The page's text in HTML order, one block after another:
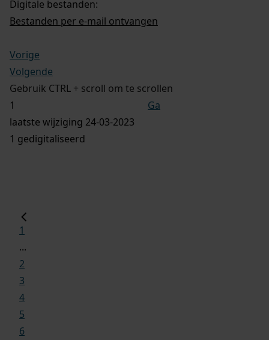
Digitale bestanden:
Bestanden per e-mail ontvangen
Vorige
Volgende
Gebruik CTRL + scroll om te scrollen
Ga
laatste wijziging 24-03-2023
1 gedigitaliseerd
1
...
2
3
4
5
6